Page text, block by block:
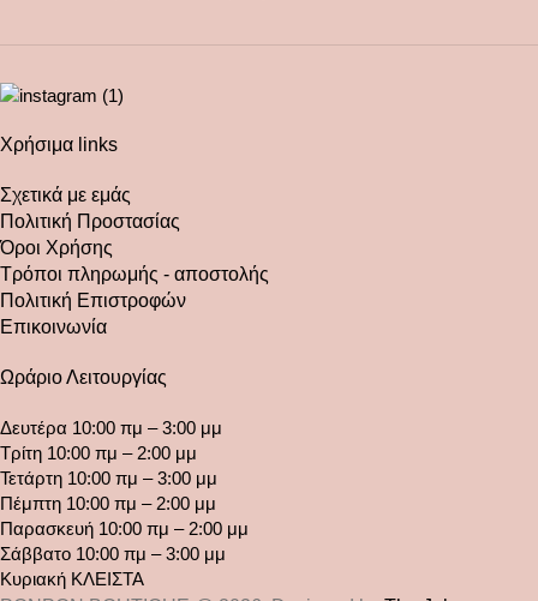
Χρήσιμα links
Σχετικά με εμάς
Πολιτική Προστασίας
Όροι Χρήσης
Τρόποι πληρωμής - αποστολής
Πολιτική Επιστροφών
Επικοινωνία
Ωράριο Λειτουργίας
Δευτέρα 10:00 πμ – 3:00 μμ
Τρίτη 10:00 πμ – 2:00 μμ
Τετάρτη 10:00 πμ – 3:00 μμ
Πέμπτη 10:00 πμ – 2:00 μμ
Παρασκευή 10:00 πμ – 2:00 μμ
Σάββατο 10:00 πμ – 3:00 μμ
Κυριακή ΚΛΕΙΣΤΑ